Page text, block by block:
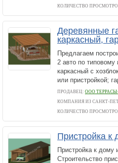
КОЛИЧЕСТВО
Деревянные
каркасный,
Предлагаем
2 авто по
каркасный с
или пристройкой;
ПРОДАВЕЦ: ООО
КОМПАНИЯ ИЗ САНКТ-
КОЛИЧЕСТВО
Пристройка к
Пристройка к дому
Строительство